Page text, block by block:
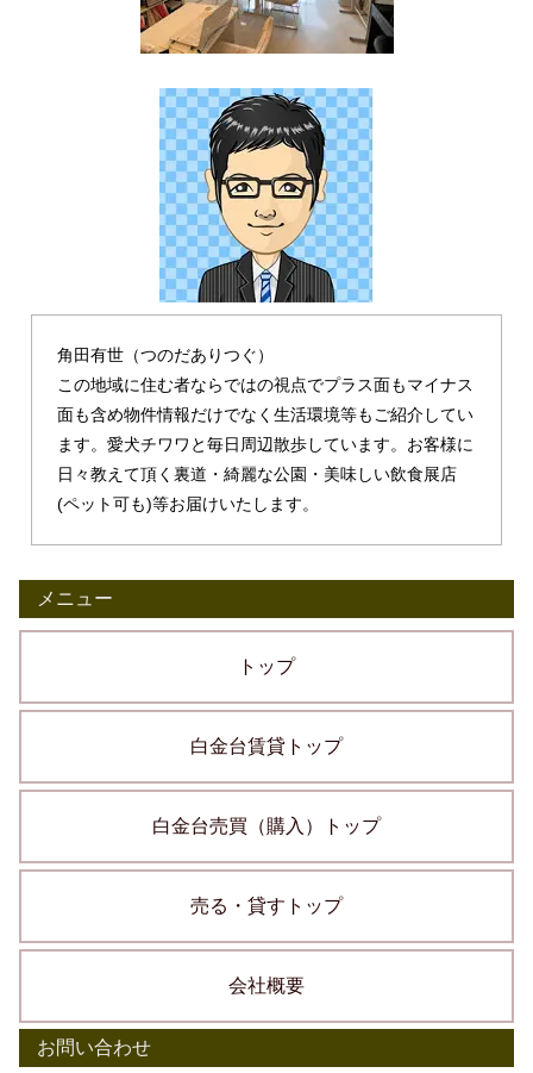
角田有世（つのだありつぐ）
この地域に住む者ならではの視点でプラス面もマイナス
面も含め物件情報だけでなく生活環境等もご紹介してい
ます。愛犬チワワと毎日周辺散歩しています。お客様に
日々教えて頂く裏道・綺麗な公園・美味しい飲食展店
(ペット可も)等お届けいたします。
メニュー
トップ
白金台賃貸トップ
白金台売買（購入）トップ
売る・貸すトップ
会社概要
お問い合わせ